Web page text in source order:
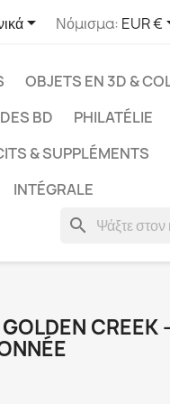
 Νόμισμα: EUR €
OBJETS EN 3D &
BD PHILATÉLIE
& SUPPLÉMENTS
INTÉGRALE
search
CREEK